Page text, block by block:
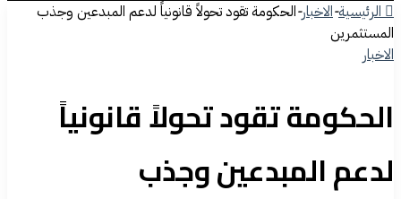
الرئيسية-الاخبار-الحكومة تقود تحولاً قانونياً لدعم المبدعين وجذب
المستثمرين
الاخبار
الحكومة تقود تحولاً قانونياً
لدعم المبدعين وجذب